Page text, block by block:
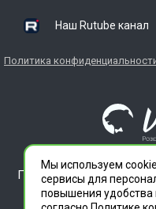
Наш Rutube канал
Политика
ГЛАВДЕЗЦЕНТР
знаком.
ООО "СЛУЖБА
Мы используем
сервисы для
повышения удобства